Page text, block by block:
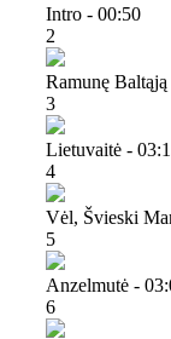
Intro - 00:50
2
Ramunę
3
Lietuvaitė -
4
Vėl, Švieski
5
Anzelmutė -
6